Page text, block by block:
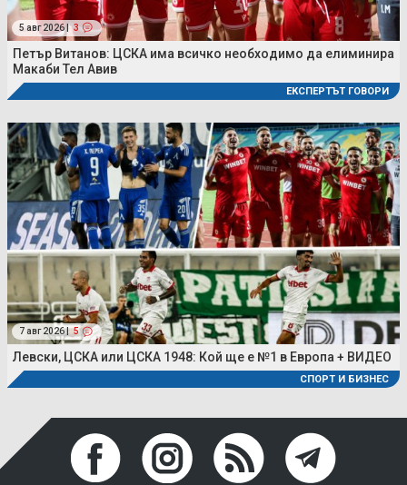
5 авг 2026 | 3
Петър Витанов: ЦСКА има всичко необходимо да елиминира
Макаби Тел Авив
ЕКСПЕРТЪТ ГОВОРИ
7 авг 2026 | 5
Левски, ЦСКА или ЦСКА 1948: Кой ще е №1 в Европа + ВИДЕО
СПОРТ И БИЗНЕС